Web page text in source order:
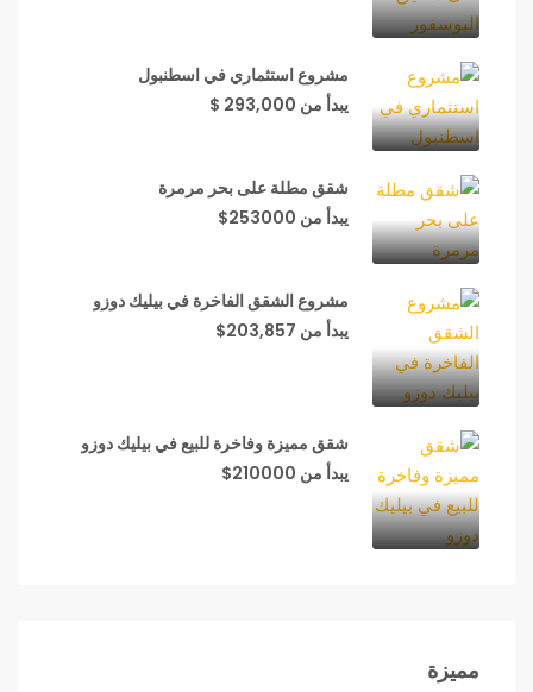
مشروع استثماري في اسطنبول
يبدأ من 293,000 $
شقق مطلة على بحر مرمرة
يبدأ من 253000$
مشروع الشقق الفاخرة في بيليك دوزو
يبدأ من 203,857$
شقق مميزة وفاخرة للبيع في بيليك دوزو
يبدأ من 210000$
مميزة